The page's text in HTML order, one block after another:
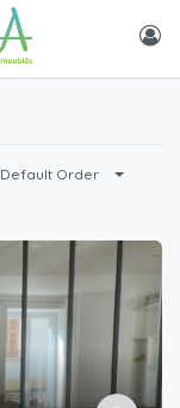
Default Order